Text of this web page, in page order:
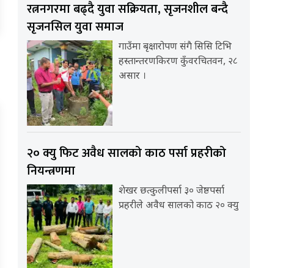
रत्ननगरमा बढ्दै युवा सक्रियता, सृजनशील बन्दै
सृजनसिल युवा समाज
गाउँमा बृक्षारोपण संगै सिसि टिभि
हस्तान्तरणकिरण कुँवरचितवन, २८
असार ।
२० क्यु फिट अवैध सालको काठ पर्सा प्रहरीको
नियन्त्रणमा
शेखर छत्कुलीपर्सा ३० जेष्ठपर्सा
प्रहरीले अवैध सालको काठ २० क्यु